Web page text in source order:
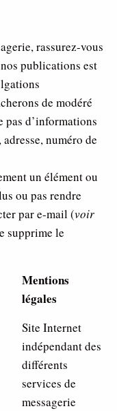
rassurez-vous
publications est
de modéré
pas d’informations
numéro de
un élément ou
ou pas rendre
par e-mail (voir
supprime le
Mentions
légales
Site Internet
indépendant des
différents
services de
messagerie